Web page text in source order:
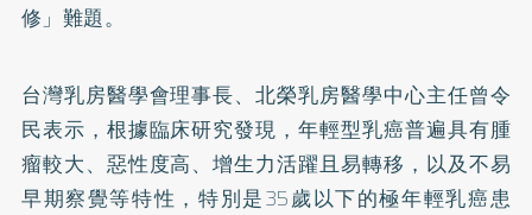
修」難題。
台灣乳房醫學會理事長、北榮乳房醫學中心主任曾令
民表示，根據臨床研究發現，年輕型乳癌普遍具有腫
瘤較大、惡性度高、增生力活躍且易轉移，以及不易
早期察覺等特性，特別是35歲以下的極年輕乳癌患